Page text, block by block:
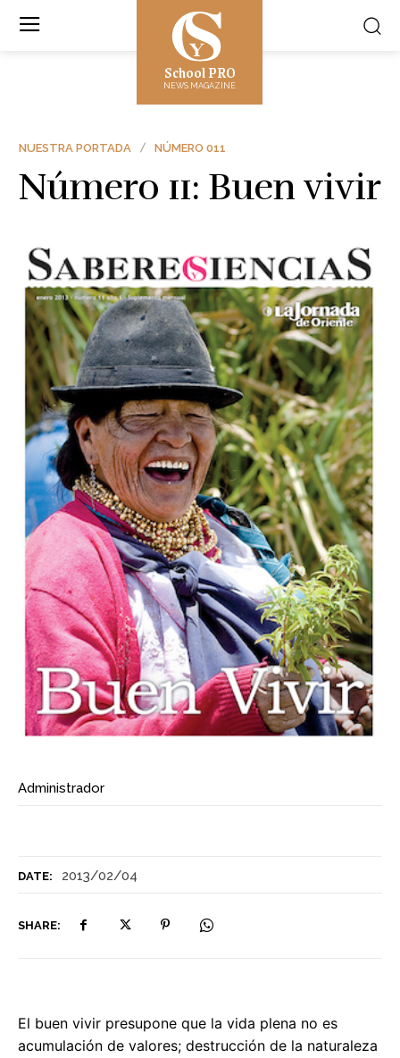
School PRO
NEWS MAGAZINE
DATE: 2013/02/04
SHARE:
NUESTRA PORTADA NÚMERO 011
Número 11: Buen vivir
Administrador
El buen vivir presupone que la vida plena no es
acumulación de valores; destrucción de la naturaleza